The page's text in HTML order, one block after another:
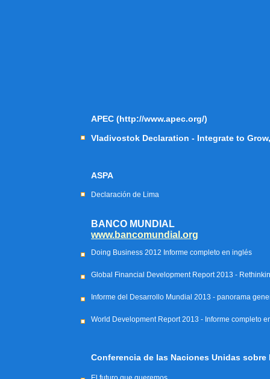
APEC (http://www.apec.org/)
Vladivostok Declaration - Integrate to
ASPA
Declaración de Lima
BANCO MUNDIAL
www.bancomundial.org
Doing Business 2012 Informe completo en inglés
Global Financial Development Report 2013 -
Informe del Desarrollo Mundial 2013 - panorama
World Development Report 2013 - Informe completo
Conferencia de las Naciones Unidas sobre